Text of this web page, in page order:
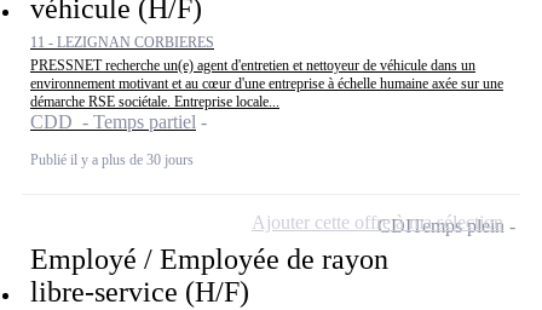
véhicule (H/F)
11 - LEZIGNAN CORBIERES
PRESSNET recherche un(e) agent d'entretien et nettoyeur de véhicule dans un
environnement motivant et au cœur d'une entreprise à échelle humaine axée sur une
démarche RSE sociétale. Entreprise locale...
CDD - Temps partiel
Publié il y a plus de 30 jours
Employé / Employée de rayon
libre-service (H/F)
CDITemps plein
Ajouter cette offre à ma sélection